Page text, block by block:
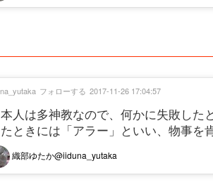
人は多神教なので、何かに失敗し
ときには「アラー」といい、物事
織部ゆたか@iiduna_yutaka
フォローする 2017-11-26 17:04:57